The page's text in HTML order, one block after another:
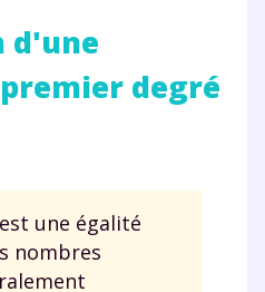
d'une
degré
est une égalité
nombres